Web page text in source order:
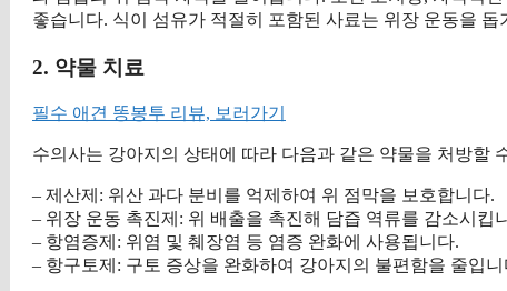
좋습니다. 식이 섬유가 적절히 포함된 사료는 위장 운동을
2. 약물 치료
필수 애견 똥봉투 리뷰, 보러가기
수의사는 강아지의 상태에 따라 다음과 같은 약물을 처방할
– 제산제: 위산 과다 분비를 억제하여 위 점막을 보호합니다.
– 위장 운동 촉진제: 위 배출을 촉진해 담즙 역류를 감소시킵
– 항염증제: 위염 및 췌장염 등 염증 완화에 사용됩니다.
– 항구토제: 구토 증상을 완화하여 강아지의 불편함을 줄입니